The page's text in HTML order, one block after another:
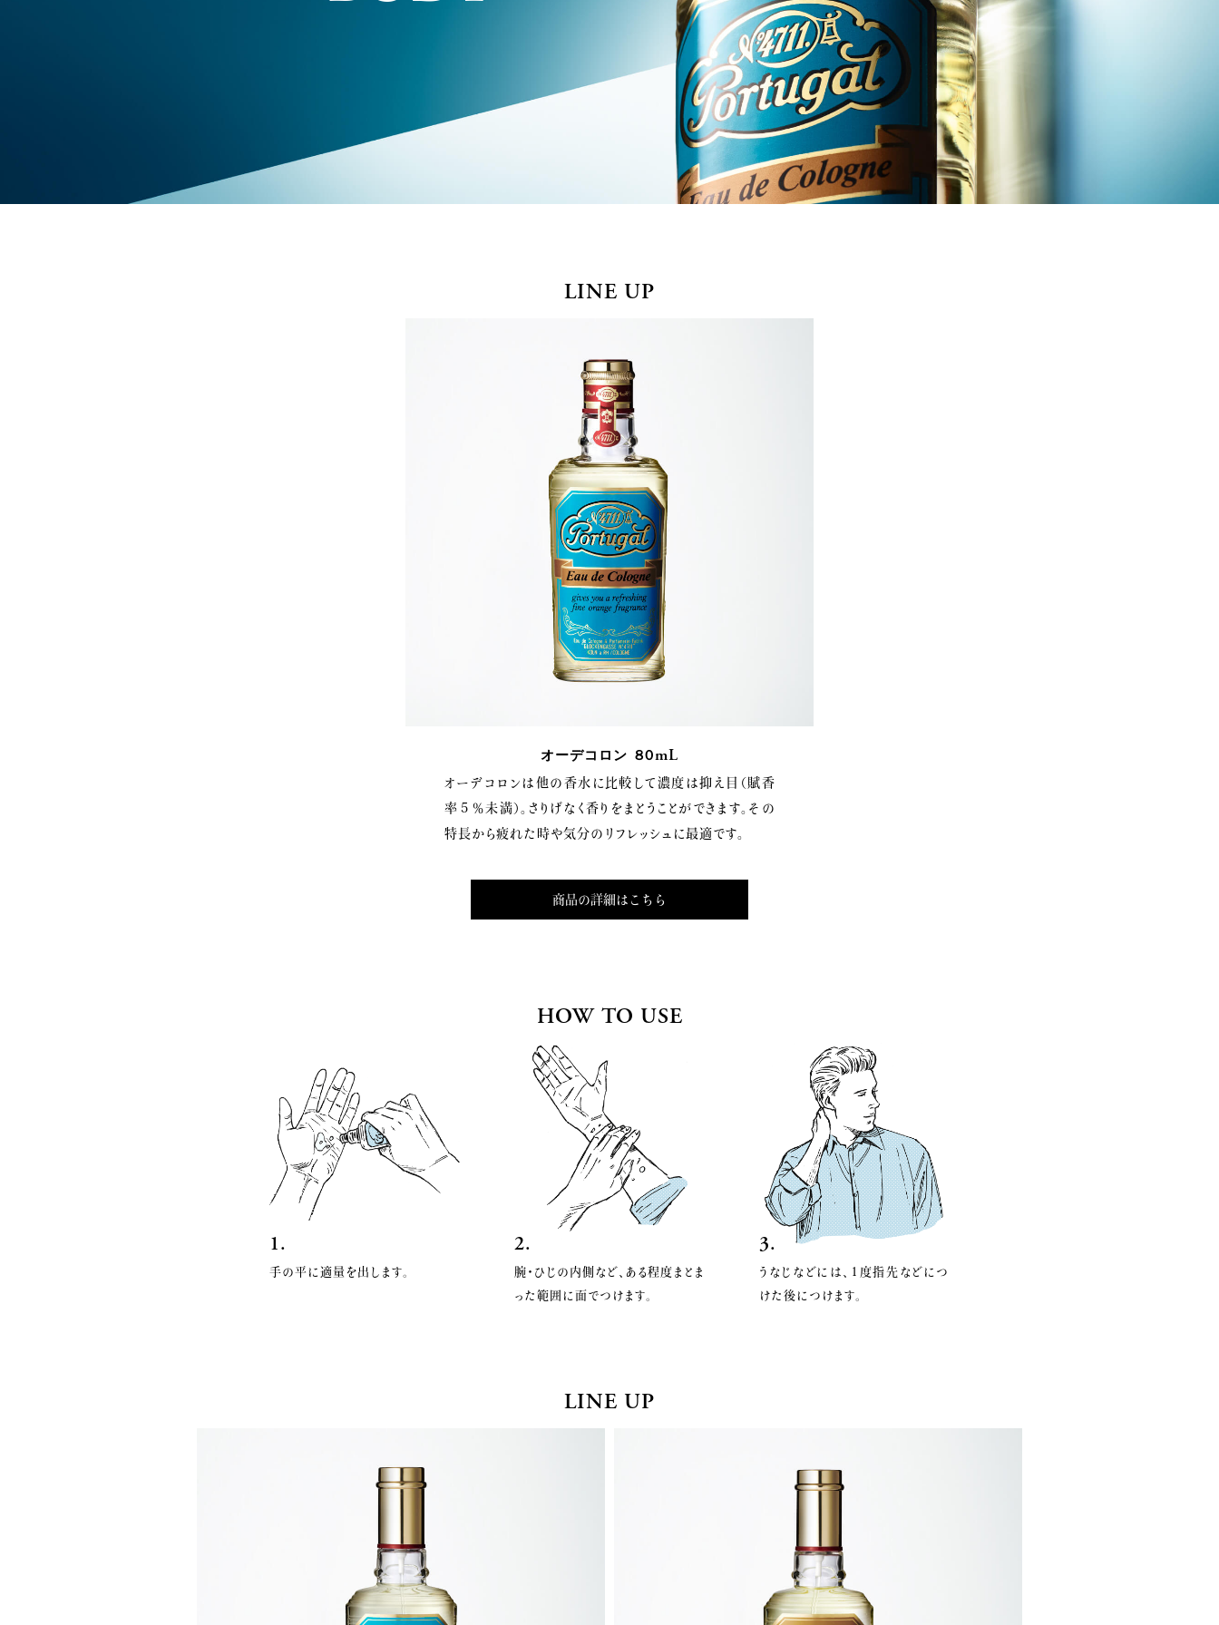
LINE UP
オーデコロン ８０mL
オーデコロンは他の香水に比較して濃度は抑え目（賦香
率５％未満）。さりげなく香りをまとうことができます。その
特長から疲れた時や気分のリフレッシュに最適です。
商品の詳細はこちら
HOW TO USE
1.
手の平に適量を出します。
2.
腕・ひじの内側など、ある程度まとま
った範囲に面でつけます。
3.
うなじなどには、1度指先などにつ
けた後につけます。
LINE UP